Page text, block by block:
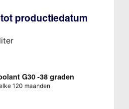
productiedatum
G30 -38 graden
120 maanden